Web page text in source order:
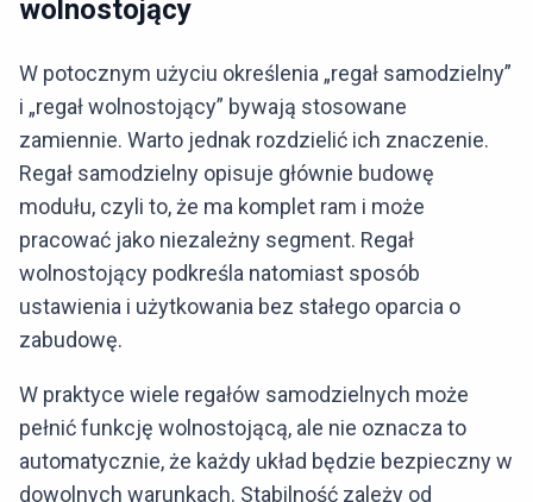
wolnostojący
W potocznym użyciu określenia „regał samodzielny”
i „regał wolnostojący” bywają stosowane
zamiennie. Warto jednak rozdzielić ich znaczenie.
Regał samodzielny opisuje głównie budowę
modułu, czyli to, że ma komplet ram i może
pracować jako niezależny segment. Regał
wolnostojący podkreśla natomiast sposób
ustawienia i użytkowania bez stałego oparcia o
zabudowę.
W praktyce wiele regałów samodzielnych może
pełnić funkcję wolnostojącą, ale nie oznacza to
automatycznie, że każdy układ będzie bezpieczny w
dowolnych warunkach. Stabilność zależy od